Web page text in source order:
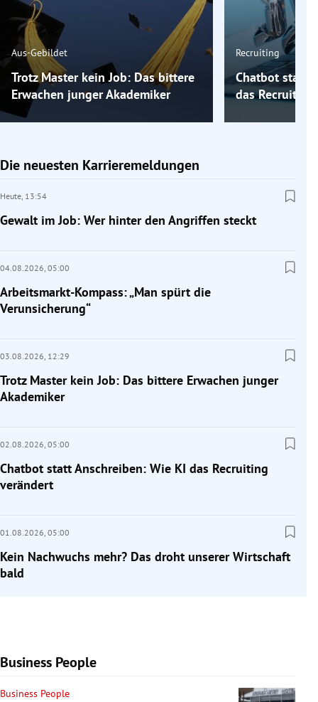
Aus-Gebildet
Trotz Master kein Job: Das bittere
Erwachen junger Akademiker
Recruiting
Chatbot statt
das
Die neuesten Karrieremeldungen
Heute, 13:54
Gewalt im Job: Wer hinter den Angriffen steckt
04.08.2026, 05:00
Arbeitsmarkt-Kompass: „Man spürt die
Verunsicherung“
03.08.2026, 12:29
Trotz Master kein Job: Das bittere Erwachen junger
Akademiker
02.08.2026, 05:00
Chatbot statt Anschreiben: Wie KI das Recruiting
verändert
01.08.2026, 05:00
Kein Nachwuchs mehr? Das droht unserer Wirtschaft
bald
Business People
Business People